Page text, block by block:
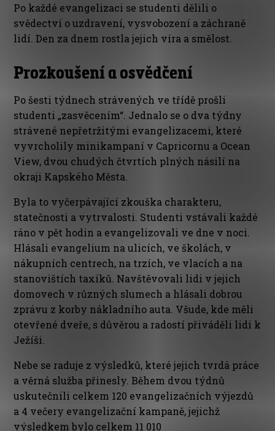
Po každé evangelizaci se studenti dělili o
svědectví o uzdravení, vysvobození a záchraně
lidí. Den za dnem rostla jejich víra a smělost.
Prozkoušení a osvědčení
Po šesti týdnech strávených ve třídě prošli
studenti „zasvěcením“. Jednalo se o dva týdny
strávené nepřetržitými evangelizacemi, které
vyvrcholily minikampaní v Capricornu a Ocean
View, dvou chudých čtvrtích plných násilí na
okraji Kapského Města.
Byla to vyčerpávající zkouška charakteru,
statečnosti a vytrvalosti. Studenti vstávali každé
ráno v pět hodin a evangelizovali ve dne v noci.
Hlásali evangelium na ulicích, ve školách, v
nákupních centrech, na trzích, ve vlacích a na
stanovištích taxíků. Navštěvovali lidi v jejich
domovech v různých slumech a hlásali dobrou
zprávu z korby nákladního auta. Všude, kde měli
otevřené dveře, s důvěrou a radostí přiváděli lidi k
Ježíši.
Nebe se raduje z výsledků, které jejich tvrdá práce
a věrná služba přinesly. Během dvou týdnů
uskutečnili celkem 120 evangelizačních výjezdů
a 4 večery evangelizační kampaně, jejichž
výsledkem bylo celkem 11 010